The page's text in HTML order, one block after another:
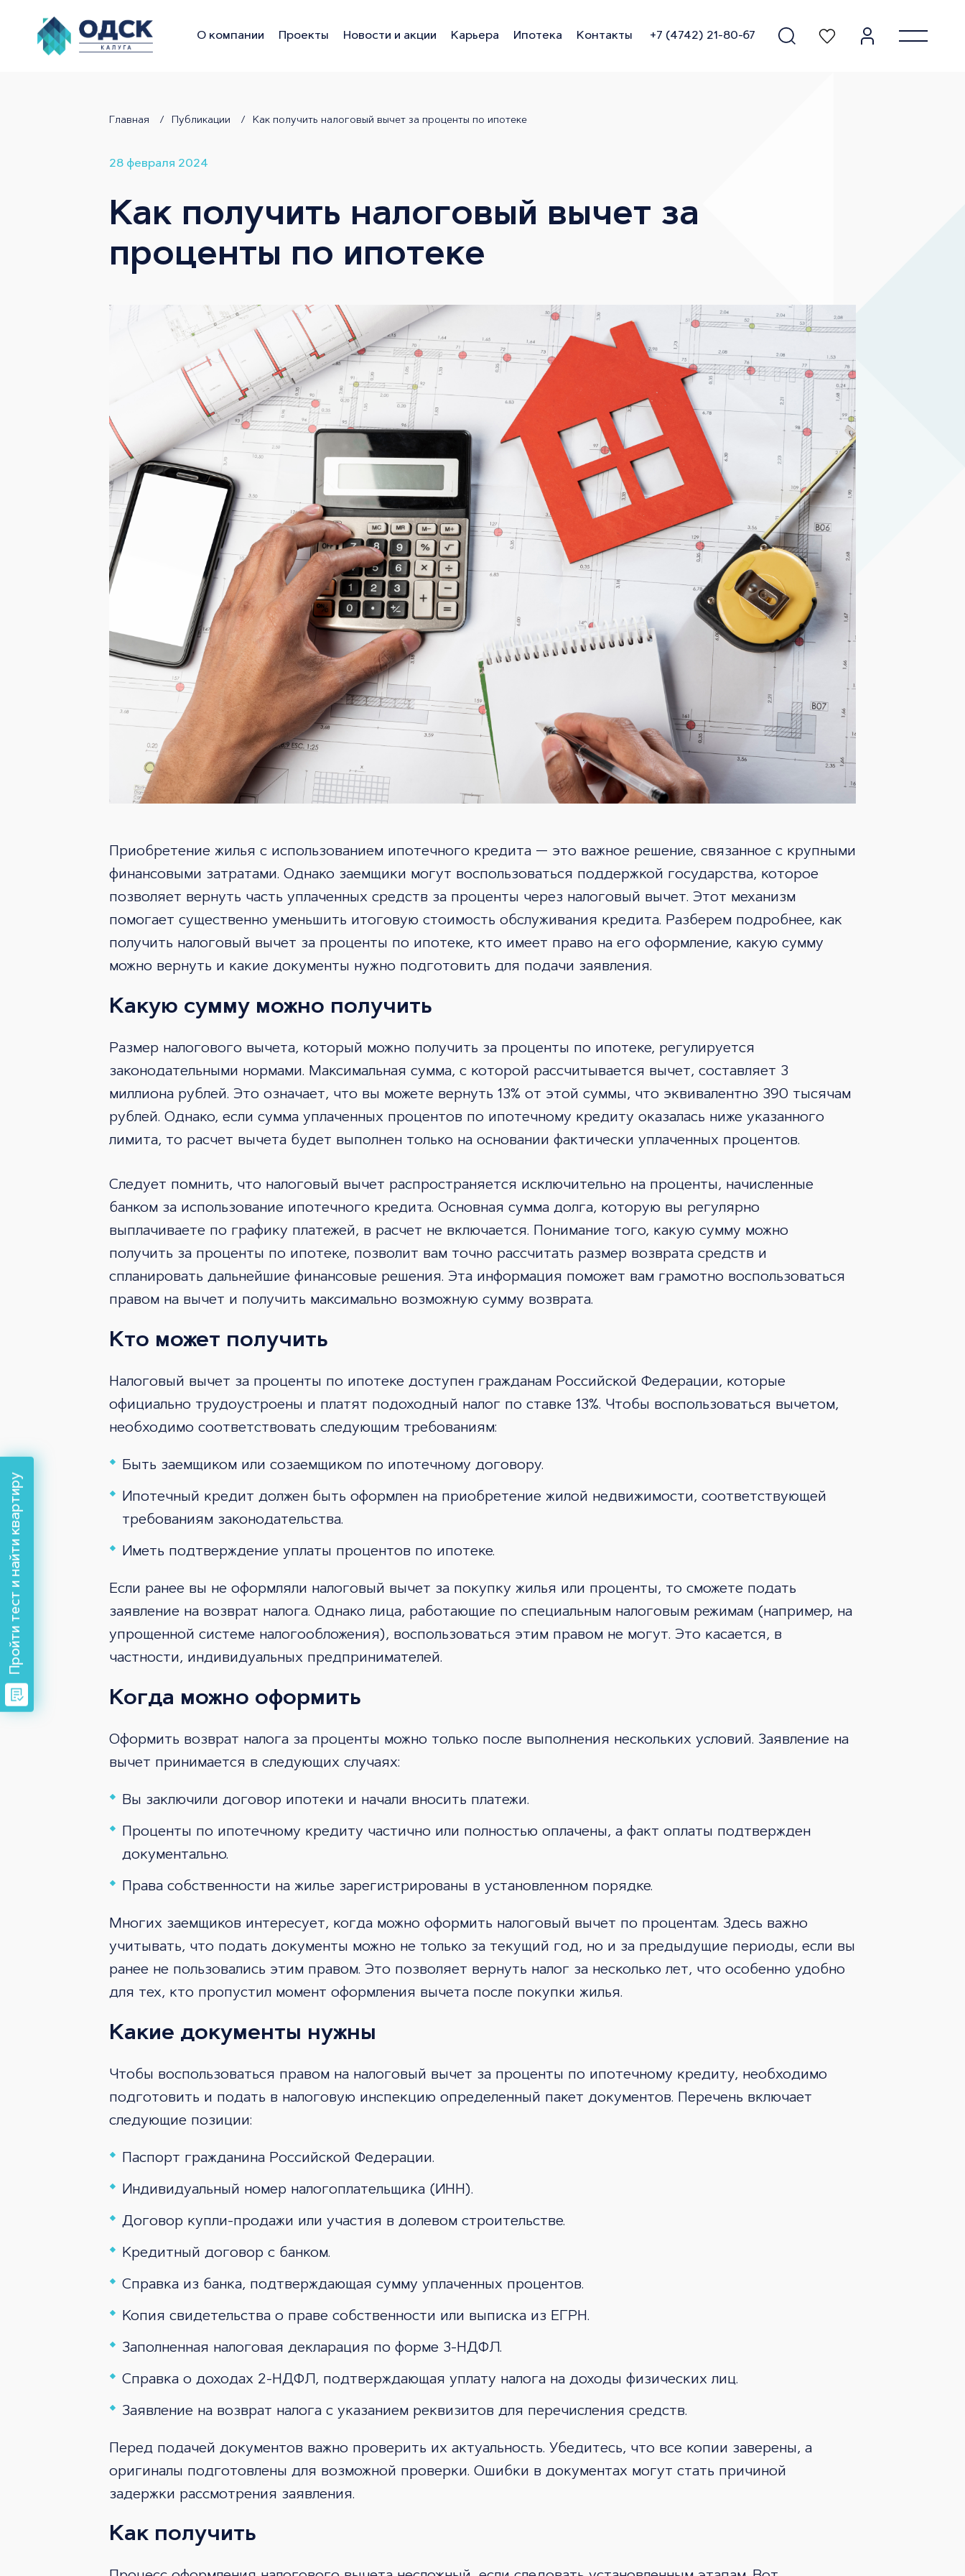
О компании Проекты Новости и акции Карьера Ипотека Контакты
ОДСК Калуга
ЖК Геометрия-Призма ЖК Дуэт
Времена года Горизонт
+7 (4742) 21-80-67
Главная Публикации Как получить налоговый вычет за проценты по ипотеке
28 февраля 2024
Как получить налоговый вычет за
проценты по ипотеке
Приобретение жилья с использованием ипотечного кредита — это важное решение, связанное с крупными
финансовыми затратами. Однако заемщики могут воспользоваться поддержкой государства, которое
позволяет вернуть часть уплаченных средств за проценты через налоговый вычет. Этот механизм
помогает существенно уменьшить итоговую стоимость обслуживания кредита. Разберем подробнее, как
получить налоговый вычет за проценты по ипотеке, кто имеет право на его оформление, какую сумму
можно вернуть и какие документы нужно подготовить для подачи заявления.
Какую сумму можно получить
Размер налогового вычета, который можно получить за проценты по ипотеке, регулируется
законодательными нормами. Максимальная сумма, с которой рассчитывается вычет, составляет 3
миллиона рублей. Это означает, что вы можете вернуть 13% от этой суммы, что эквивалентно 390 тысячам
рублей. Однако, если сумма уплаченных процентов по ипотечному кредиту оказалась ниже указанного
лимита, то расчет вычета будет выполнен только на основании фактически уплаченных процентов.
Следует помнить, что налоговый вычет распространяется исключительно на проценты, начисленные
банком за использование ипотечного кредита. Основная сумма долга, которую вы регулярно
выплачиваете по графику платежей, в расчет не включается. Понимание того, какую сумму можно
получить за проценты по ипотеке, позволит вам точно рассчитать размер возврата средств и
спланировать дальнейшие финансовые решения. Эта информация поможет вам грамотно воспользоваться
правом на вычет и получить максимально возможную сумму возврата.
Кто может получить
Налоговый вычет за проценты по ипотеке доступен гражданам Российской Федерации, которые
официально трудоустроены и платят подоходный налог по ставке 13%. Чтобы воспользоваться вычетом,
необходимо соответствовать следующим требованиям:
Быть заемщиком или созаемщиком по ипотечному договору.
Ипотечный кредит должен быть оформлен на приобретение жилой недвижимости, соответствующей
требованиям законодательства.
Иметь подтверждение уплаты процентов по ипотеке.
Если ранее вы не оформляли налоговый вычет за покупку жилья или проценты, то сможете подать
заявление на возврат налога. Однако лица, работающие по специальным налоговым режимам (например, на
упрощенной системе налогообложения), воспользоваться этим правом не могут. Это касается, в
частности, индивидуальных предпринимателей.
Когда можно оформить
Оформить возврат налога за проценты можно только после выполнения нескольких условий. Заявление на
вычет принимается в следующих случаях:
Вы заключили договор ипотеки и начали вносить платежи.
Проценты по ипотечному кредиту частично или полностью оплачены, а факт оплаты подтвержден
документально.
Права собственности на жилье зарегистрированы в установленном порядке.
Многих заемщиков интересует, когда можно оформить налоговый вычет по процентам. Здесь важно
учитывать, что подать документы можно не только за текущий год, но и за предыдущие периоды, если вы
ранее не пользовались этим правом. Это позволяет вернуть налог за несколько лет, что особенно удобно
для тех, кто пропустил момент оформления вычета после покупки жилья.
Какие документы нужны
Чтобы воспользоваться правом на налоговый вычет за проценты по ипотечному кредиту, необходимо
подготовить и подать в налоговую инспекцию определенный пакет документов. Перечень включает
следующие позиции:
Паспорт гражданина Российской Федерации.
Индивидуальный номер налогоплательщика (ИНН).
Договор купли-продажи или участия в долевом строительстве.
Кредитный договор с банком.
Справка из банка, подтверждающая сумму уплаченных процентов.
Копия свидетельства о праве собственности или выписка из ЕГРН.
Заполненная налоговая декларация по форме 3-НДФЛ.
Справка о доходах 2-НДФЛ, подтверждающая уплату налога на доходы физических лиц.
Заявление на возврат налога с указанием реквизитов для перечисления средств.
Перед подачей документов важно проверить их актуальность. Убедитесь, что все копии заверены, а
оригиналы подготовлены для возможной проверки. Ошибки в документах могут стать причиной
задержки рассмотрения заявления.
Как получить
Пройти тест и найти квартиру